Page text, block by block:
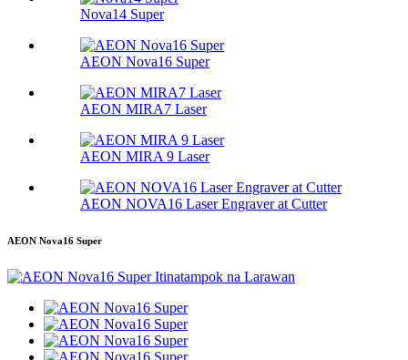
Nova14 Super
AEON Nova16 Super
AEON MIRA7 Laser
AEON MIRA 9 Laser
AEON NOVA16 Laser Engraver at Cutter
AEON Nova16 Super